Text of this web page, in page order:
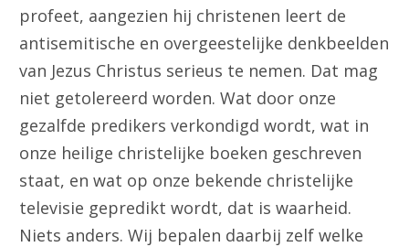
profeet, aangezien hij christenen leert de
antisemitische en overgeestelijke denkbeelden
van Jezus Christus serieus te nemen. Dat mag
niet getolereerd worden. Wat door onze
gezalfde predikers verkondigd wordt, wat in
onze heilige christelijke boeken geschreven
staat, en wat op onze bekende christelijke
televisie gepredikt wordt, dat is waarheid.
Niets anders. Wij bepalen daarbij zelf welke